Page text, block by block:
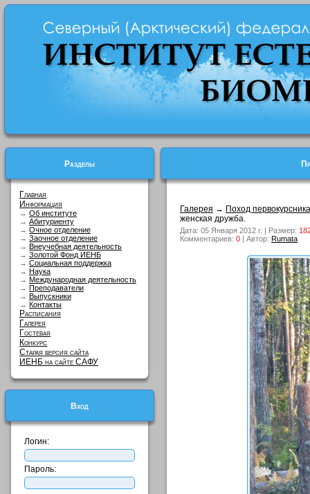
Разделы
Главная
Информация
→ Об институте
→ Абитуриенту
→ Очное отделение
→ Заочное отделение
→ Внеучебная деятельность
→ Золотой Фонд ИЕНБ
→ Социальная поддержка
→ Наука
→ Международная деятельность
→ Преподаватели
→ Выпускники
→ Контакты
Расписания
Галерея
Гостевая
Конкурс
Старая версия сайта
ИЕНБ на сайте САФУ
Вход
Логин:
Пароль:
Галерея → Поход первокурсника
женская дружба.
Дата: 05 Января 2012 г. | Размер:
Комментариев: 0 | Автор: Rumata